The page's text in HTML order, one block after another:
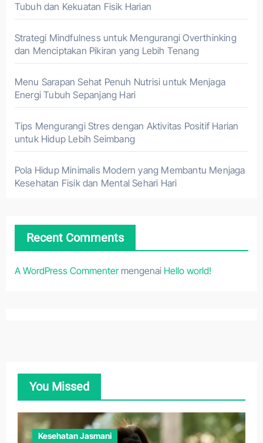
Tubuh dan Kekuatan Fisik Harian
Strategi Mindfulness untuk Mengurangi Overthinking
dan Menciptakan Pikiran yang Lebih Tenang
Menu Sarapan Sehat Penuh Nutrisi untuk Menjaga
Energi Tubuh Sepanjang Hari
Tips Mengurangi Stres dengan Aktivitas Positif Harian
untuk Hidup Lebih Seimbang
Pola Hidup Minimalis Modern yang Membantu Menjaga
Kesehatan Fisik dan Mental Sehari Hari
Recent Comments
A WordPress Commentermengenai Hello world!
You Missed
Kesehatan Jasmani